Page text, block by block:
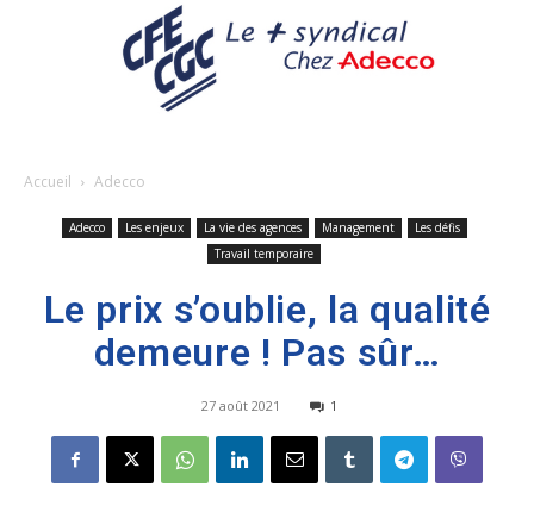
Accueil Adecco
Adecco Les enjeux La vie des agences Management
Les défis
Travail temporaire
Le prix s’oublie, la qualité
demeure ! Pas sûr…
27 août 2021 1